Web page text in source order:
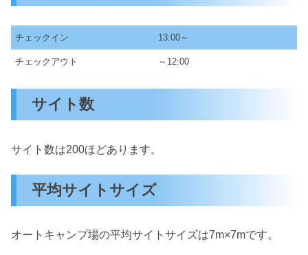
チェックイン 13:00～
チェックアウト ～12:00
サイト数
サイト数は200ほどあります。
平均サイトサイズ
オートキャンプ場の平均サイトサイズは7m×7mです。